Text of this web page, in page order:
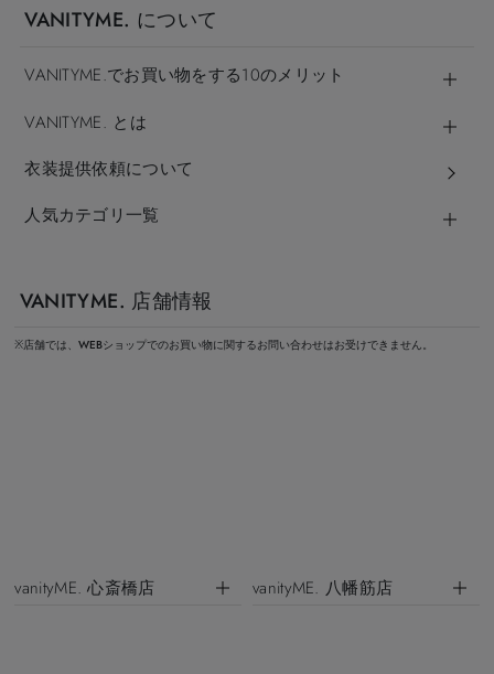
VANITYME. について
VANITYME.でお買い物をする10のメリット
VANITYME. とは
衣装提供依頼について
人気カテゴリ一覧
VANITYME. 店舗情報
※店舗では、WEBショップでのお買い物に関するお問い合わせはお受けできません。
vanityME. 心斎橋店 vanityME. 八幡筋店